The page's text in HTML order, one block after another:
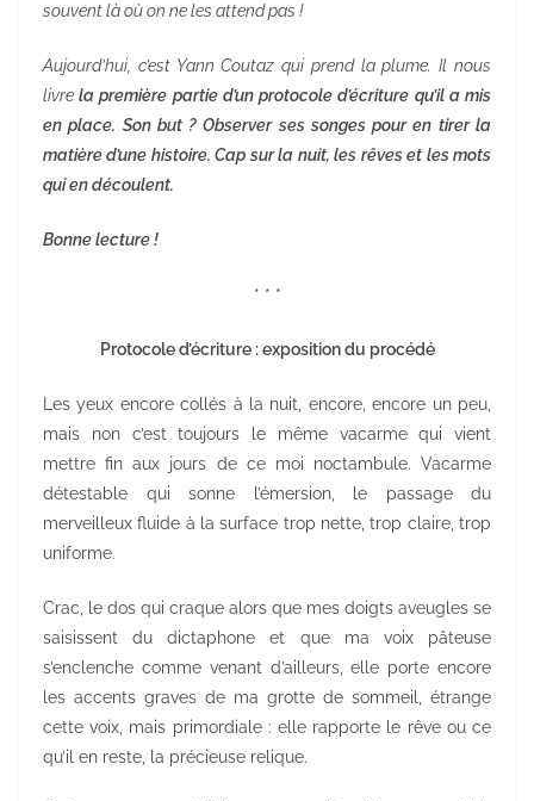
souvent là où on ne les attend pas !
Aujourd’hui, c’est Yann Coutaz qui prend la plume. Il nous
livrela première partie d’un protocole d’écriture qu’il a mis
en place. Son but ? Observer ses songes pour en tirer la
matière d’une histoire. Cap sur la nuit, les rêves et les mots
qui en découlent.
Bonne lecture !
* * *
Protocole d’écriture : exposition du procédé
Les yeux encore collés à la nuit, encore, encore un peu,
mais non c’est toujours le même vacarme qui vient
mettre fin aux jours de ce moi noctambule. Vacarme
détestable qui sonne l’émersion, le passage du
merveilleux fluide à la surface trop nette, trop claire, trop
uniforme.
Crac, le dos qui craque alors que mes doigts aveugles se
saisissent du dictaphone et que ma voix pâteuse
s’enclenche comme venant d’ailleurs, elle porte encore
les accents graves de ma grotte de sommeil, étrange
cette voix, mais primordiale : elle rapporte le rêve ou ce
qu’il en reste, la précieuse relique.